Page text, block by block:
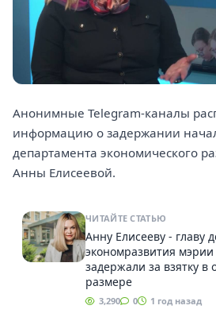
Анонимные Telegram-каналы
информацию о задержании
департамента экономического
Анны Елисеевой.
ЧИТАЙТЕ СТАТЬЮ
Анну Елисееву - главу
экономразвития мэрии
задержали за взятку в
размере
3,290 0 1 год назад